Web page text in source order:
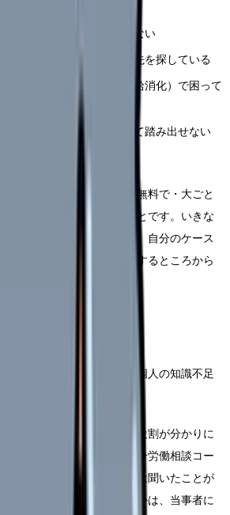
法かどうか分からず動けない
メントに悩んでいて、相談先を探している
（引き止め、退職金、有給消化）で困って
するのは大ごとな気がして踏み出せない
い、相談料が心配
まず知ってほしいのは「無料で・大ごと
きる窓口があるということです。いきな
要はありません。相談して、自分のケース
に何ができるのかを整理するところから
れるのか
という状態は、看護師さん個人の知識不足
から生まれます。
が複数あり、それぞれの役割が分かりに
準監督署」「労働局」「総合労働相談コー
組合」「弁護士」。名前は聞いたことが
くれるのか、どう違うのかは、当事者に